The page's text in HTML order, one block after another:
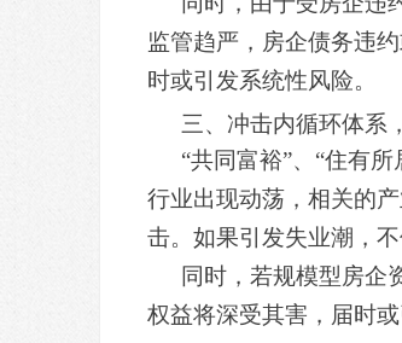
监管趋严，房企债务违
时或引发系统性风险。
三、冲击内循环体系
“共同富裕”、“住有
行业出现动荡，相关的
击。如果引发失业潮，
同时，若规模型房企
权益将深受其害，届时